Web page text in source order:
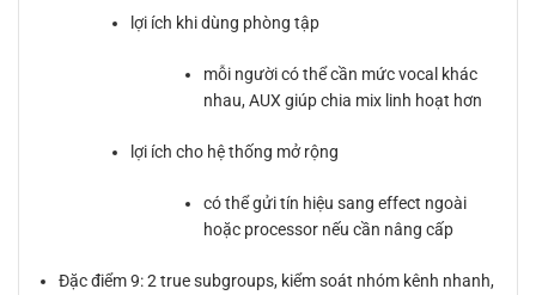
lợi ích khi dùng phòng tập
mỗi người có thể cần mức vocal khác
nhau, AUX giúp chia mix linh hoạt hơn
lợi ích cho hệ thống mở rộng
có thể gửi tín hiệu sang effect ngoài
hoặc processor nếu cần nâng cấp
Đặc điểm 9: 2 true subgroups, kiểm soát nhóm kênh nhanh,